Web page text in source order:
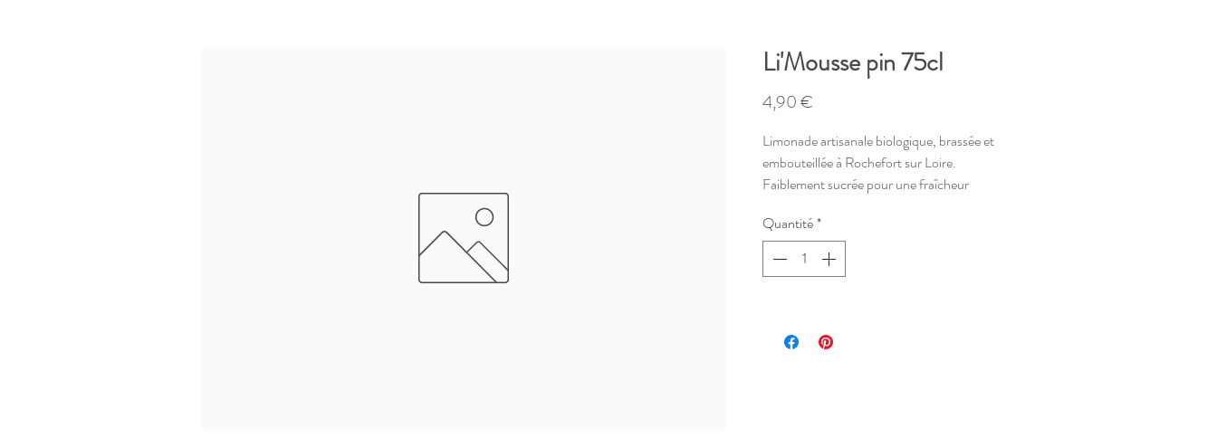
Li'Mousse pin 75cl
4,90 €
Limonade artisanale biologique, brassée et
embouteillée à Rochefort sur Loire.
Faiblement sucrée pour une fraîcheur
Limonade éphémère : une vraie balade en
forêt de conifères citronnés dans ton verre !
A conserver au frais après ouverture et à
Quantité*